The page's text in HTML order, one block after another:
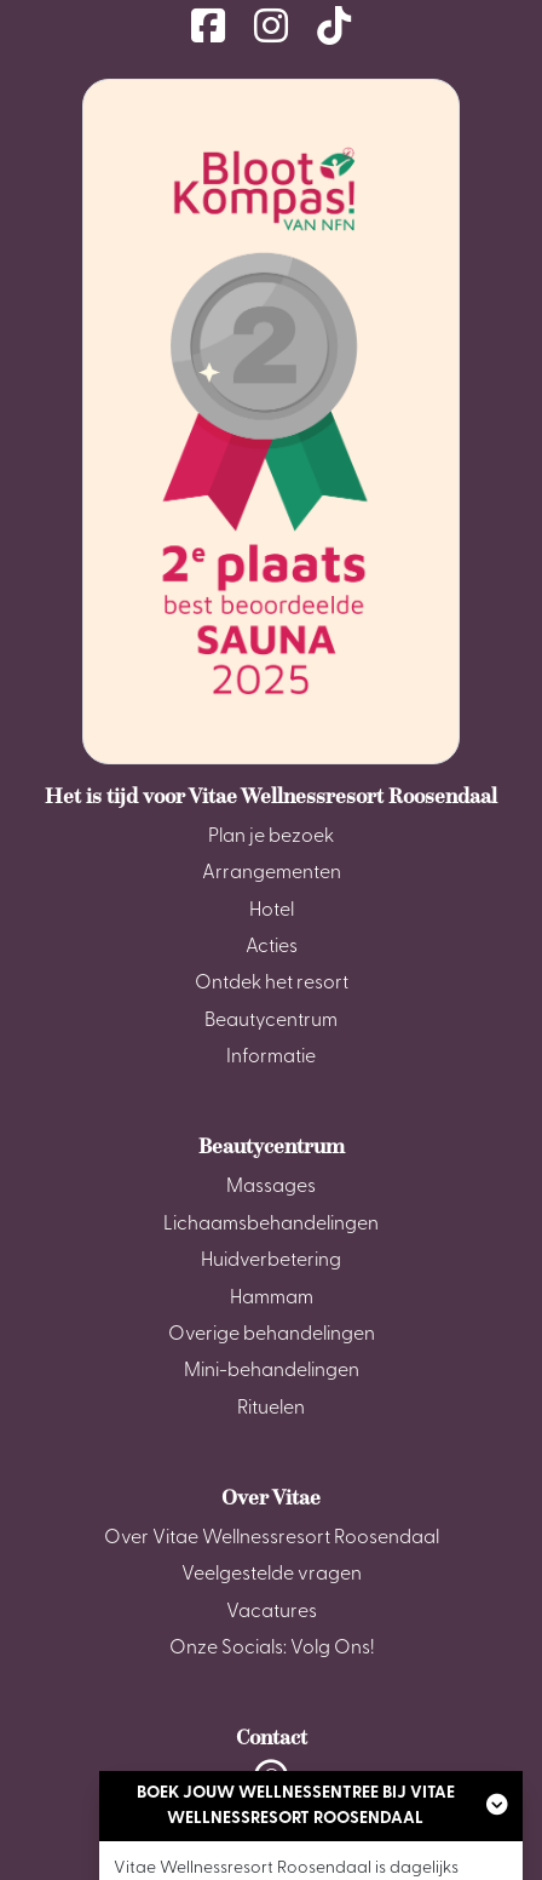
Het is tijd voor Vitae Wellnessresort Roosendaal
Plan je bezoek
Arrangementen
Hotel
Acties
Ontdek het resort
Beautycentrum
Informatie
Beautycentrum
Massages
Lichaamsbehandelingen
Huidverbetering
Hammam
Overige behandelingen
Mini-behandelingen
Rituelen
Over Vitae
Over Vitae Wellnessresort Roosendaal
Veelgestelde vragen
Vacatures
Onze Socials: Volg Ons!
Contact
De Stok 6, 4703 SZ Roosendaal
0165 - 87 02 62
BOEK JOUW WELLNESSENTREE BIJ VITAE
WELLNESSRESORT ROOSENDAAL
Vitae Wellnessresort Roosendaal is dagelijks